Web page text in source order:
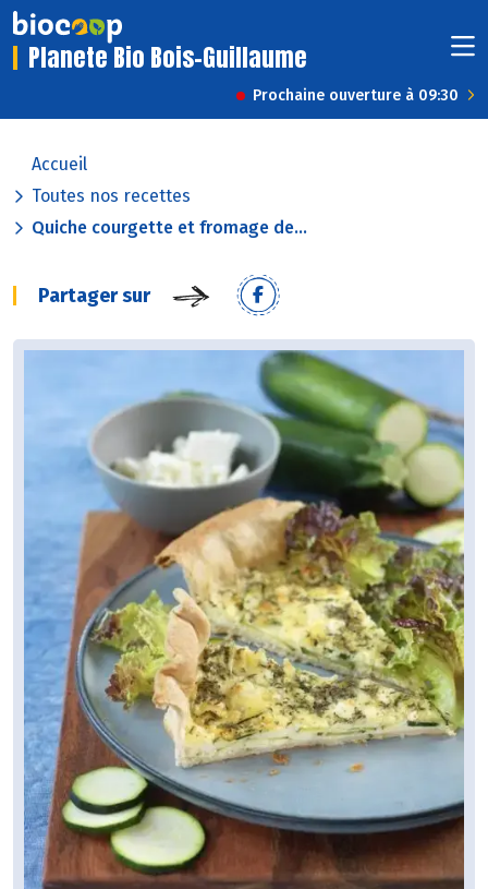
Planete Bio Bois-Guillaume
Prochaine ouverture à 09:30
Accueil
Toutes nos recettes
Quiche courgette et fromage de...
Partager sur